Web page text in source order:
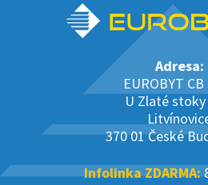
Adresa:
EUROBYT CB
U Zlaté stoky
370 01 České
Infolinka ZDARMA: